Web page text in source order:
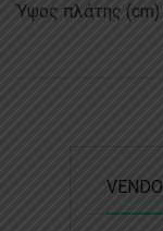
Ύψος πλάτης